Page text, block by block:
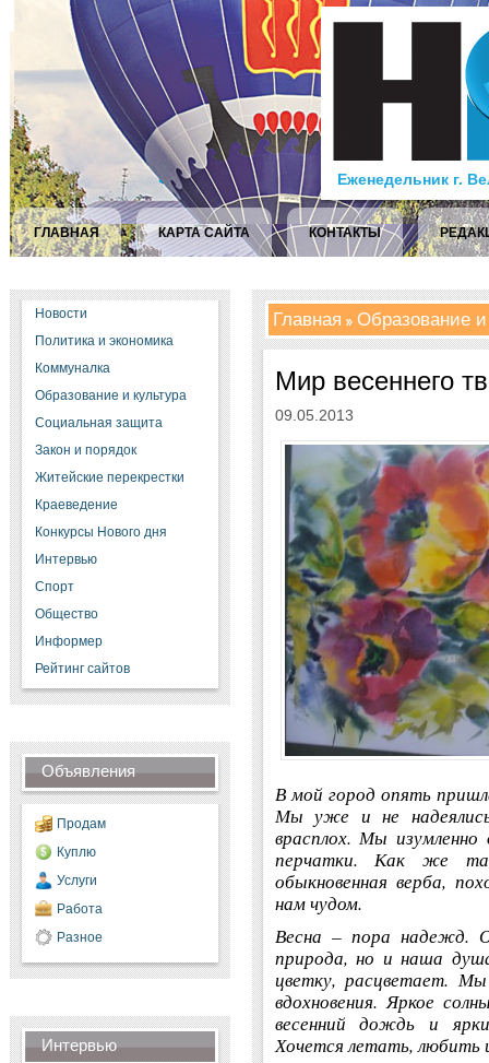
Еженедельник г.
ГЛАВНАЯ КАРТА САЙТА КОНТАКТЫ
Новости
Политика и экономика
Коммуналка
Образование и культура
Социальная защита
Закон и порядок
Житейские перекрестки
Краеведение
Конкурсы Нового дня
Интервью
Спорт
Общество
Информер
Рейтинг сайтов
Объявления
Продам
Куплю
Услуги
Работа
Разное
Интервью
Главная Образование и
Мир весеннего
09.05.2013
В мой город опять
Мы уже и не
врасплох. Мы
перчатки. Как же
обыкновенная верба,
нам чудом.
Весна – пора надежд.
природа, но и наша
цветку, расцветает.
вдохновения. Яркое
весенний дождь и
Хочется летать,